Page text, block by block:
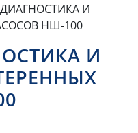
И
НШ-100
И